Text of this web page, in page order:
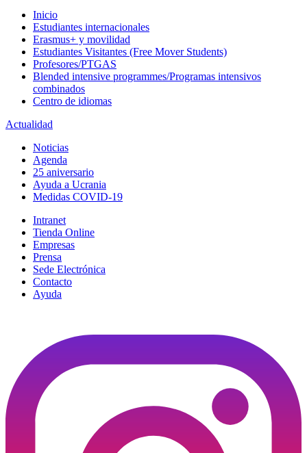
Inicio
Estudiantes internacionales
Erasmus+ y movilidad
Estudiantes Visitantes (Free Mover Students)
Profesores/PTGAS
Blended intensive programmes/Programas intensivos
combinados
Centro de idiomas
Actualidad
Noticias
Agenda
25 aniversario
Ayuda a Ucrania
Medidas COVID-19
Intranet
Tienda Online
Empresas
Prensa
Sede Electrónica
Contacto
Ayuda